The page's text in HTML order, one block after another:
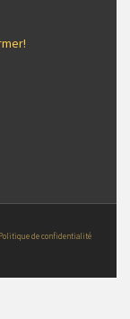
Politique de confidentialité